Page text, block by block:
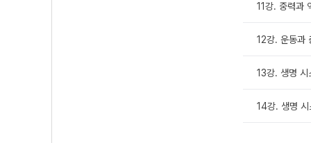
11강. 중력과
12강. 운동과
13강. 생명 시
14강. 생명